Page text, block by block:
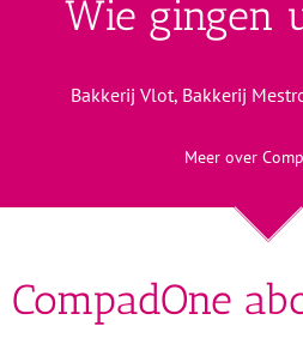
Wie gingen
Bakkerij Vlot, Bakkerij
Meer over
CompadOne